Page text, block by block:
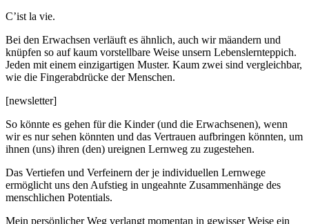
C’ist la vie.
Bei den Erwachsen verläuft es ähnlich, auch wir mäandern und
knüpfen so auf kaum vorstellbare Weise unsern Lebenslernteppich.
Jeden mit einem einzigartigen Muster. Kaum zwei sind vergleichbar,
wie die Fingerabdrücke der Menschen.
[newsletter]
So könnte es gehen für die Kinder (und die Erwachsenen), wenn
wir es nur sehen könnten und das Vertrauen aufbringen könnten, um
ihnen (uns) ihren (den) ureignen Lernweg zu zugestehen.
Das Vertiefen und Verfeinern der je individuellen Lernwege
ermöglicht uns den Aufstieg in ungeahnte Zusammenhänge des
menschlichen Potentials.
Mein persönlicher Weg verlangt momentan in gewisser Weise ein